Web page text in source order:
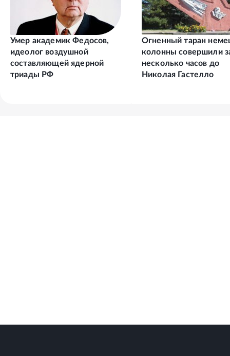
Умер академик Федосов,
идеолог воздушной
составляющей ядерной
триады РФ
Огненный таран
колонны совершили
несколько часов до
Николая Гастелло